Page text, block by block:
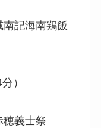
記海南鶏飯
）
義士祭